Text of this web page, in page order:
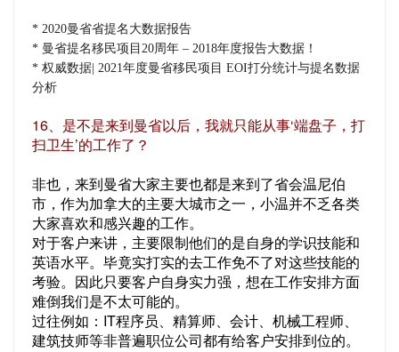
* 2020曼省省提名大数据报告
* 曼省提名移民项目20周年 – 2018年度报告大数据！
* 权威数据| 2021年度曼省移民项目 EOI打分统计与提名数据
分析
16、是不是来到曼省以后，我就只能从事‘端盘子，打
扫卫生’的工作了？
非也，来到曼省大家主要也都是来到了省会温尼伯
市，作为加拿大的主要大城市之一，小温并不乏各类
大家喜欢和感兴趣的工作。
对于客户来讲，主要限制他们的是自身的学识技能和
英语水平。毕竟实打实的去工作免不了对这些技能的
考验。因此只要客户自身实力强，想在工作安排方面
难倒我们是不太可能的。
过往例如：IT程序员、精算师、会计、机械工程师、
建筑技师等非普遍职位公司都有给客户安排到位的。